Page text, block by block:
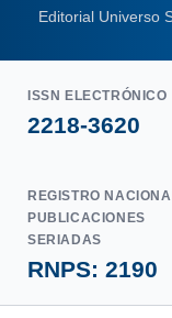
Editorial Universo
ISSN ELECTRÓNICO
2218-3620
REGISTRO
PUBLICACIONES
SERIADAS
RNPS: 2190